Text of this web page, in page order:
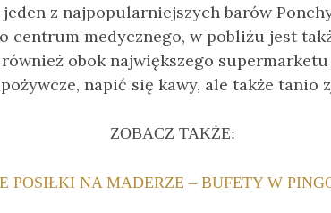
z najpopularniejszych barów
centrum medycznego, w pobliżu jest
obok największego
napić się kawy, ale także tanio
ZOBACZ TAKŻE:
POSIŁKI NA MADERZE – BUFETY W